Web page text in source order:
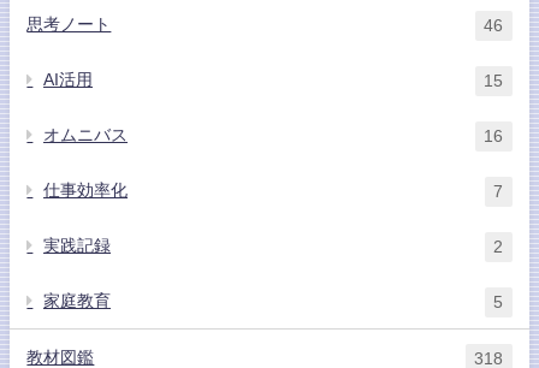
思考ノート 46
AI活用 15
オムニバス 16
仕事効率化 7
実践記録 2
家庭教育 5
教材図鑑 318